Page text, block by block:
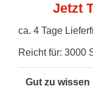
Jetzt
ca. 4 Tage
Reicht für: 3000
Gut zu wissen